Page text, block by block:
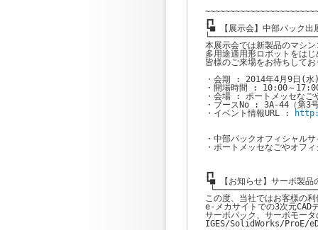
┏┓
┗■ 【展示会】中部パック出
本展示会では新製品のマシ
多用途適用形ロボットをは
皆様のご来場をお待ちして
・会期 : 2014年4月9日(
・開場時間 : 10:00～
・会場 : ポートメッセなご
・ブースNo : 3A-44（第3
・イベント情報URL :
・中部パックオフィシャル
・ポートメッセなごやオフ
┏┓
┗■ 【お知らせ】サーボ製品
この度、当社ではお客様の
e-メカサイトでの3次元CAD
サーボパック、サーボモー
IGES/SolidWorks/ProE/